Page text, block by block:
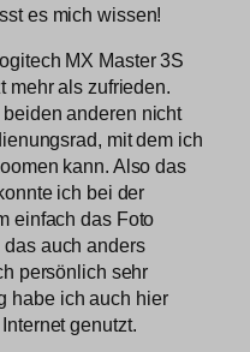
es mich wissen!
MX Master 3S
mehr als zufrieden.
anderen nicht
mit dem ich
kann. Also das
ich bei der
einfach das Foto
auch anders
persönlich sehr
habe ich auch hier
genutzt.